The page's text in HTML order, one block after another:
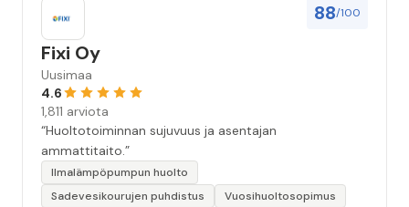
88/100
Fixi Oy
Uusimaa
4.6
1,811 arviota
“Huoltotoiminnan sujuvuus ja asentajan
ammattitaito.”
Ilmalämpöpumpun huolto
Sadevesikourujen puhdistus
Vuosihuoltosopimus